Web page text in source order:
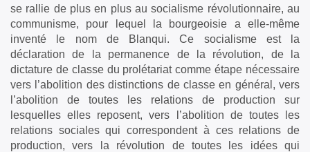
se rallie de plus en plus au socialisme révolutionnaire, au
communisme, pour lequel la bourgeoisie a elle-même
inventé le nom de Blanqui. Ce socialisme est la
déclaration de la permanence de la révolution, de la
dictature de classe du prolétariat comme étape nécessaire
vers l’abolition des distinctions de classe en général, vers
l’abolition de toutes les relations de production sur
lesquelles elles reposent, vers l’abolition de toutes les
relations sociales qui correspondent à ces relations de
production, vers la révolution de toutes les idées qui